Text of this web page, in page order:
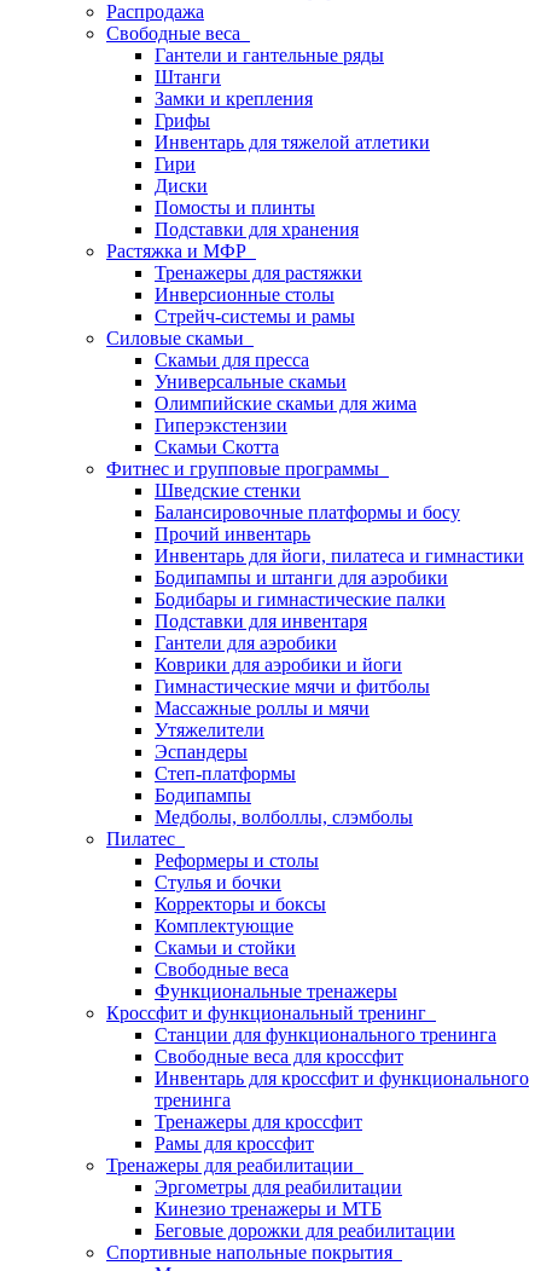
Распродажа
Свободные веса
Гантели и гантельные ряды
Штанги
Замки и крепления
Грифы
Инвентарь для тяжелой атлетики
Гири
Диски
Помосты и плинты
Подставки для хранения
Растяжка и МФР
Тренажеры для растяжки
Инверсионные столы
Стрейч-системы и рамы
Силовые скамьи
Скамьи для пресса
Универсальные скамьи
Олимпийские скамьи для жима
Гиперэкстензии
Скамьи Скотта
Фитнес и групповые программы
Шведские стенки
Балансировочные платформы и босу
Прочий инвентарь
Инвентарь для йоги, пилатеса и гимнастики
Бодипампы и штанги для аэробики
Бодибары и гимнастические палки
Подставки для инвентаря
Гантели для аэробики
Коврики для аэробики и йоги
Гимнастические мячи и фитболы
Массажные роллы и мячи
Утяжелители
Эспандеры
Степ-платформы
Бодипампы
Медболы, волболлы, слэмболы
Пилатес
Реформеры и столы
Стулья и бочки
Корректоры и боксы
Комплектующие
Скамьи и стойки
Свободные веса
Функциональные тренажеры
Кроссфит и функциональный тренинг
Станции для функционального тренинга
Свободные веса для кроссфит
Инвентарь для кроссфит и функционального
тренинга
Тренажеры для кроссфит
Рамы для кроссфит
Тренажеры для реабилитации
Эргометры для реабилитации
Кинезио тренажеры и МТБ
Беговые дорожки для реабилитации
Спортивные напольные покрытия